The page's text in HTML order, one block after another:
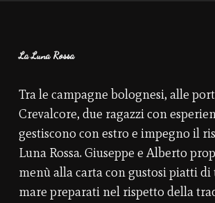
La Luna Rossa
Tra le campagne bolognesi, alle
Crevalcore, due ragazzi con
gestiscono con estro e impegno il
Luna Rossa. Giuseppe e Alberto
menù alla carta con gustosi piatti di
mare preparati nel rispetto della